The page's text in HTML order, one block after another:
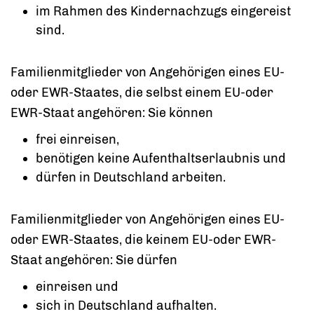
im Rahmen des Kindernachzugs eingereist
sind.
Familienmitglieder von Angehörigen eines EU-
oder EWR-Staates, die selbst einem EU-oder
EWR-Staat angehören: Sie können
frei einreisen,
benötigen keine Aufenthaltserlaubnis und
dürfen in Deutschland arbeiten.
Familienmitglieder von Angehörigen eines EU-
oder EWR-Staates, die keinem EU-oder EWR-
Staat angehören: Sie dürfen
einreisen und
sich in Deutschland aufhalten.